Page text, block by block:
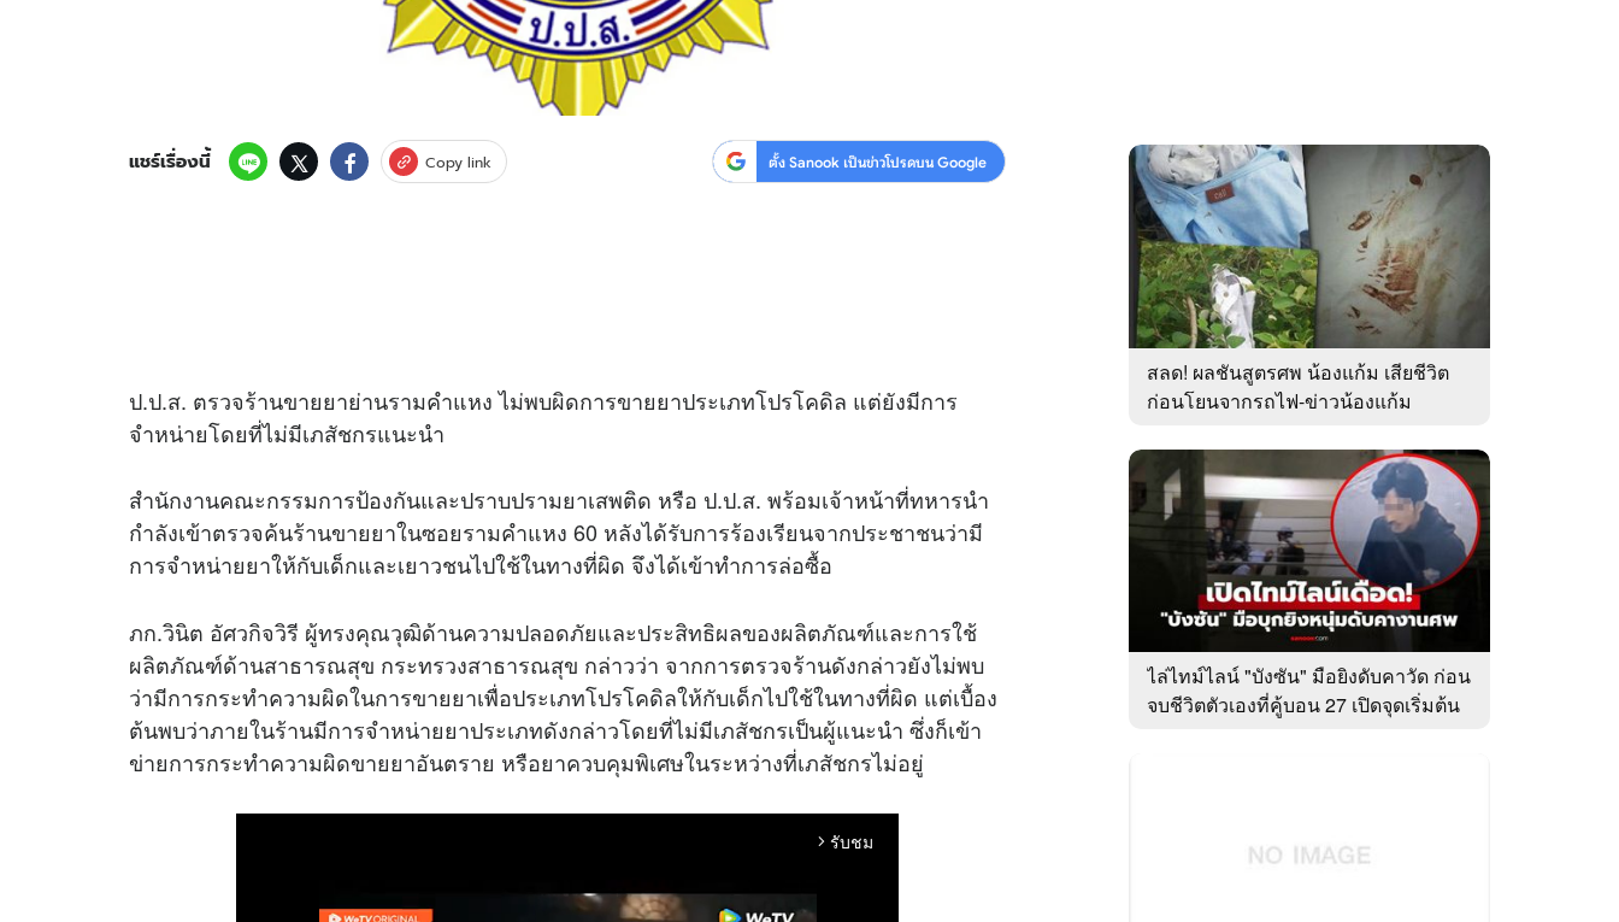
แชร์เรื่องนี้ Copy link ตั้ง Sanook เป็นข่าวโปรดบน Google
ป.ป.ส. ตรวจร้านขายยาย่านรามคำแหง ไม่พบผิดการขายยาประเภทโปรโคดิล แต่ยังมีการ
จำหน่ายโดยที่ไม่มีเภสัชกรแนะนำ
สำนักงานคณะกรรมการป้องกันและปราบปรามยาเสพติด หรือ ป.ป.ส. พร้อมเจ้าหน้าที่ทหารนำ
กำลังเข้าตรวจค้นร้านขายยาในซอยรามคำแหง 60 หลังได้รับการร้องเรียนจากประชาชนว่ามี
การจำหน่ายยาให้กับเด็กและเยาวชนไปใช้ในทางที่ผิด จึงได้เข้าทำการล่อซื้อ
ภก.วินิต อัศวกิจวิรี ผู้ทรงคุณวุฒิด้านความปลอดภัยและประสิทธิผลของผลิตภัณฑ์และการใช้
ผลิตภัณฑ์ด้านสาธารณสุข กระทรวงสาธารณสุข กล่าวว่า จากการตรวจร้านดังกล่าวยังไม่พบ
ว่ามีการกระทำความผิดในการขายยาเพื่อประเภทโปรโคดิลให้กับเด็กไปใช้ในทางที่ผิด แต่เบื้อง
ต้นพบว่าภายในร้านมีการจำหน่ายยาประเภทดังกล่าวโดยที่ไม่มีเภสัชกรเป็นผู้แนะนำ ซึ่งก็เข้า
ข่ายการกระทำความผิดขายยาอันตราย หรือยาควบคุมพิเศษในระหว่างที่เภสัชกรไม่อยู่
arrow_forward_ios รับชม
สลด! ผลชันสูตรศพ น้องแก้ม เสียชีวิต
ก่อนโยนจากรถไฟ-ข่าวน้องแก้ม
ไล่ไทม์ไลน์ "บังซัน" มือยิงดับคาวัด ก่อน
จบชีวิตตัวเองที่คู้บอน 27 เปิดจุดเริ่มต้น